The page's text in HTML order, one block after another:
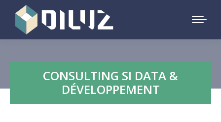
CONSULTING SI DATA &
DÉVELOPPEMENT